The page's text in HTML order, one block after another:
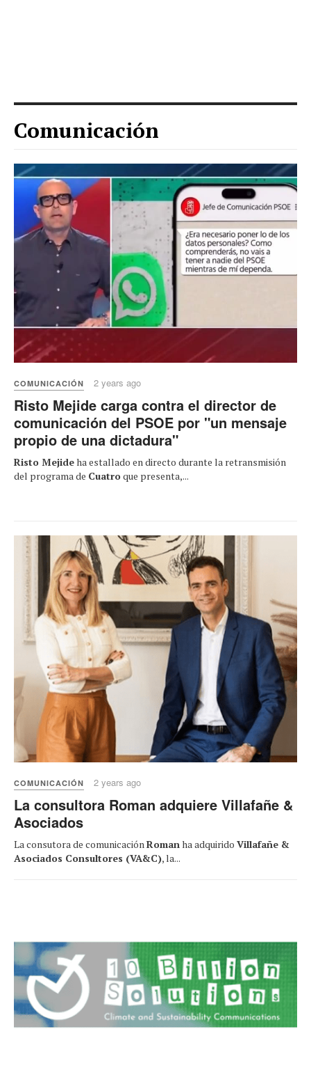
Comunicación
COMUNICACIÓN 2 years ago
Risto Mejide carga contra el director de
comunicación del PSOE por "un mensaje
propio de una dictadura"
Risto Mejideha estallado en directo durante la retransmisión
del programa de Cuatroque presenta,...
COMUNICACIÓN 2 years ago
La consultora Roman adquiere Villafañe &
Asociados
La consutora de comunicación Roman ha adquirido Villafañe &
Asociados Consultores (VA&C), la...